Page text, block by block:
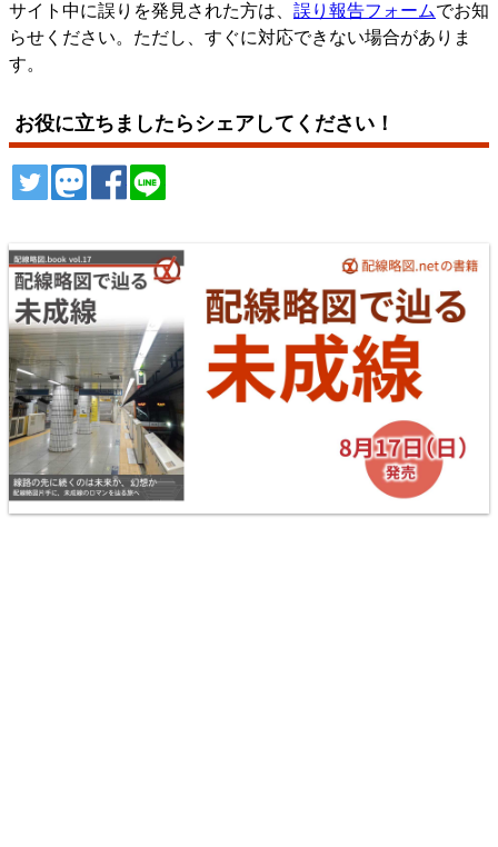
サイト中に誤りを発見された方は、 誤り報告フォームでお知
らせください。ただし、すぐに対応できない場合がありま
す。
お役に立ちましたらシェアしてください！
ツイートトゥート
シェア